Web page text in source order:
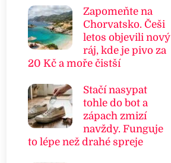
Zapomeňte na
Chorvatsko. Češi
letos objevili nový
ráj, kde je pivo za
20 Kč a moře čistší
Stačí nasypat
tohle do bot a
zápach zmizí
navždy. Funguje
to lépe než drahé spreje